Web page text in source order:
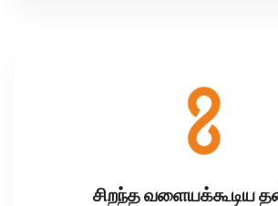
சிறந்த வளையக்கூடிய